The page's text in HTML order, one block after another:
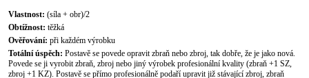
Vlastnost: (síla + obr)/2
Obtížnost: těžká
Ověřování: při každém výrobku
Totální úspěch: Postavě se povede opravit zbraň nebo zbroj, tak dobře, že je jako nová.
Povede se ji vyrobit zbraň, zbroj nebo jiný výrobek profesionální kvality (zbraň +1 SZ,
zbroj +1 KZ). Postavě se přímo profesionálně podaří upravit již stávající zbroj, zbraň